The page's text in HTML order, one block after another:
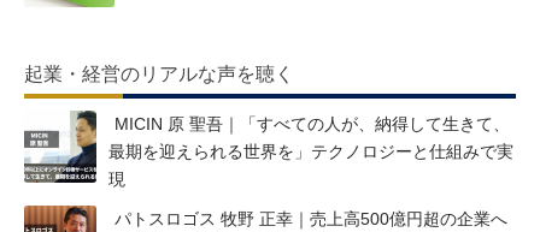
起業・経営のリアルな声を聴く
MICIN 原 聖吾｜「すべての人が、納得して生きて、
最期を迎えられる世界を」テクノロジーと仕組みで実
現
パトスロゴス 牧野 正幸｜売上高500億円超の企業へ